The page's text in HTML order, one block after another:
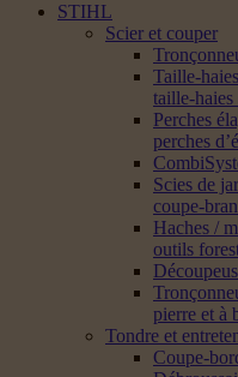
STIHL
Scier et couper
Taille-
taille-haies
Perches
perches
Scies de
coupe-
Haches /
outils
pierre et à
Tondre et
Coupe-